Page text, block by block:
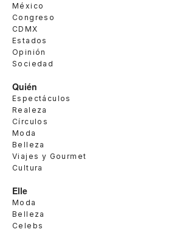
México
Congreso
CDMX
Estados
Opinión
Sociedad
Quién
Espectáculos
Realeza
Círculos
Moda
Belleza
Viajes y Gourmet
Cultura
Elle
Moda
Belleza
Celebs